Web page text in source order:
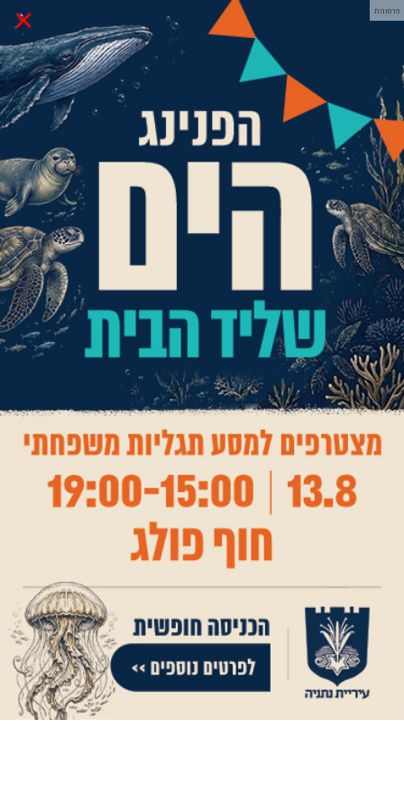
× פרסומת